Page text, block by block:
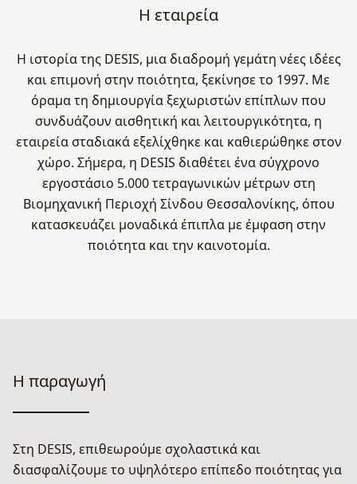
Η εταιρεία
Η ιστορία της DESIS, μια διαδρομή γεμάτη νέες ιδέες
και επιμονή στην ποιότητα, ξεκίνησε το 1997. Με
όραμα τη δημιουργία ξεχωριστών επίπλων που
συνδυάζουν αισθητική και λειτουργικότητα, η
εταιρεία σταδιακά εξελίχθηκε και καθιερώθηκε στον
χώρο. Σήμερα, η DESIS διαθέτει ένα σύγχρονο
εργοστάσιο 5.000 τετραγωνικών μέτρων στη
Βιομηχανική Περιοχή Σίνδου Θεσσαλονίκης, όπου
κατασκευάζει μοναδικά έπιπλα με έμφαση στην
ποιότητα και την καινοτομία.
Η παραγωγή
Στη DESIS, επιθεωρούμε σχολαστικά και
διασφαλίζουμε το υψηλότερο επίπεδο ποιότητας για